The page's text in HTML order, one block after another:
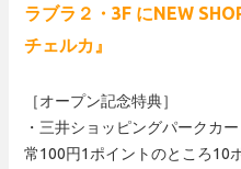
ラブラ２・3F にNEW
チェルカ』
［オープン記念特典］
・三井ショッピングパークカ
常100円1ポイントのところ10